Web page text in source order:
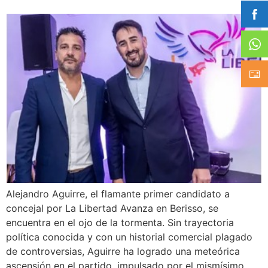
Alejandro Aguirre, el flamante primer candidato a
concejal por La Libertad Avanza en Berisso, se
encuentra en el ojo de la tormenta. Sin trayectoria
política conocida y con un historial comercial plagado
de controversias, Aguirre ha logrado una meteórica